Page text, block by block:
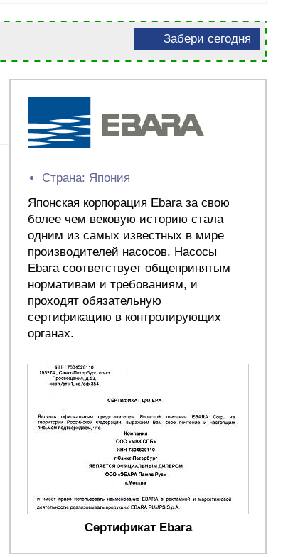
Забери сегодня
Страна: Япония
Японская корпорация Ebara за свою
более чем вековую историю стала
одним из самых известных в мире
производителей насосов. Насосы
Ebara соответствует общепринятым
нормативам и требованиям, и
проходят обязательную
сертификацию в контролирующих
органах.
Сертификат Ebara